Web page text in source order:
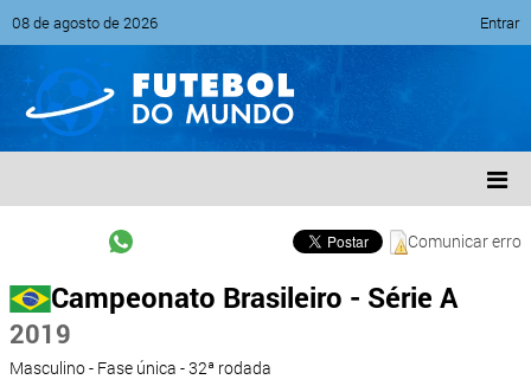
08 de agosto de 2026 Entrar
Comunicar erro
Campeonato Brasileiro - Série A
2019
Masculino - Fase única - 32ª rodada